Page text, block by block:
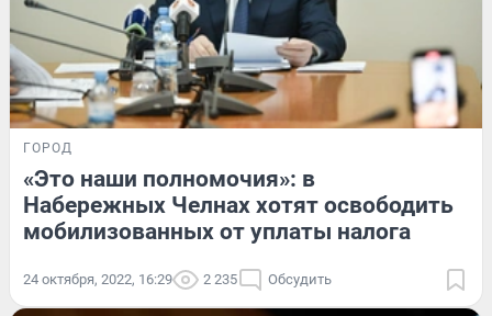
ГОРОД
«Это наши полномочия»: в
Набережных Челнах хотят освободить
мобилизованных от уплаты налога
24 октября, 2022, 16:29 2 235 Обсудить